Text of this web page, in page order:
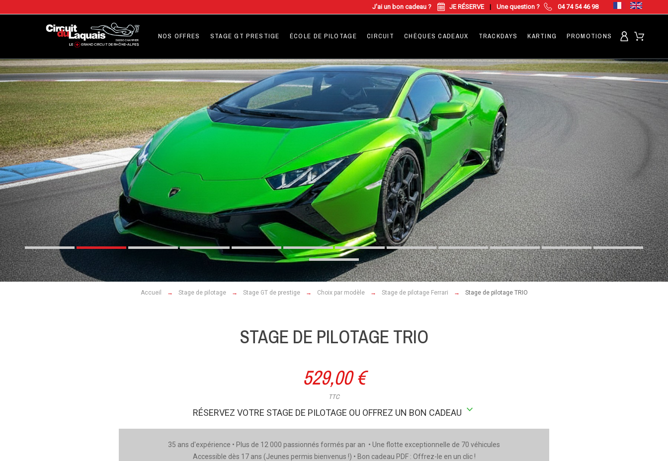
J'ai un bon cadeau ? JE RÉSERVE | Une question ? 04 74 54 46 98
NOS OFFRES STAGE GT PRESTIGE ÉCOLE DE PILOTAGE CIRCUIT CHÈQUES CADEAUX TRACKDAYS KARTING PROMOTIONS
Accueil Stage de pilotage Stage GT de prestige Choix par modèle Stage de pilotage Ferrari Stage de pilotage TRIO
STAGE DE PILOTAGE TRIO
529,00 €
TTC
RÉSERVEZ VOTRE STAGE DE PILOTAGE OU OFFREZ UN BON CADEAU stat_minus_1
35 ans d'expérience • Plus de 12 000 passionnés formés par an • Une flotte exceptionnelle de 70 véhicules
Accessible dès 17 ans (Jeunes permis bienvenus !) • Bon cadeau PDF : Offrez-le en un clic !